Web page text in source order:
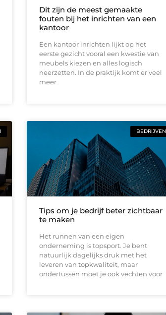
Dit zijn de meest gemaakte
fouten bij het inrichten van een
kantoor
Een kantoor inrichten lijkt op het
eerste gezicht vooral een kwestie van
meubels kiezen en alles logisch
neerzetten. In de praktijk komt er veel
meer
BEDRIJVEN
Tips om je bedrijf beter zichtbaar
te maken
Het runnen van een eigen
onderneming is topsport. Je bent
natuurlijk dagelijks druk met het
leveren van topkwaliteit, maar
ondertussen moet je ook vechten voor